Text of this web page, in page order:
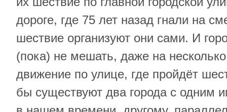
дороге, где 75 лет назад гнали на
шествие организуют они сами. И
(пока) не мешать, даже на
движение по улице, где пройдёт
бы существуют два города с одним